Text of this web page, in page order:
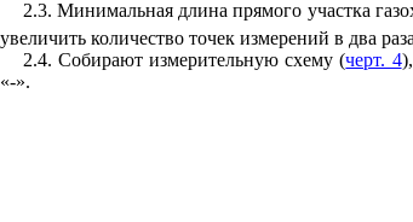
2.3. Минимальная длина прямого участка
увеличить количество точек измерений в два
2.4. Собирают измерительную схему (черт. 4
«-».